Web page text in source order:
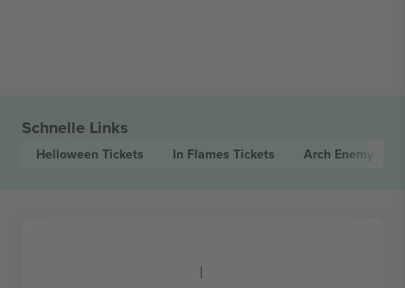
Schnelle Links
Helloween Tickets In Flames Tickets Arch Enemy